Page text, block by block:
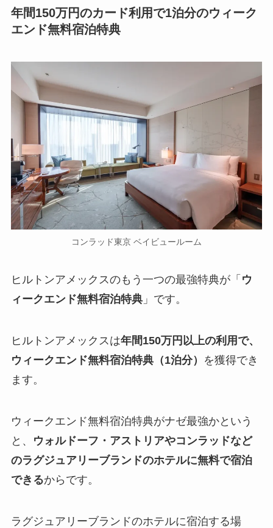
年間150万円のカード利用で1泊分のウィーク
エンド無料宿泊特典
コンラッド東京 ベイビュールーム
ヒルトンアメックスのもう一つの最強特典が「 ウ
ィークエンド無料宿泊特典」です。
ヒルトンアメックスは年間150万円以上の利用で、
ウィークエンド無料宿泊特典（1泊分）
を獲得でき
ます。
ウィークエンド無料宿泊特典がナゼ最強かという
と、
ウォルドーフ・アストリアやコンラッドなど
のラグジュアリーブランドのホテルに無料で宿泊
できるからです。
ラグジュアリーブランドのホテルに宿泊する場